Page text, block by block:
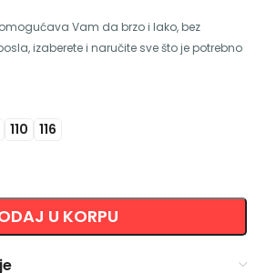
omogućava Vam da brzo i lako, bez
izaberete i naručite sve što je potrebno
110 116
U KORPU